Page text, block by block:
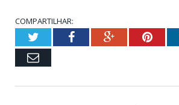
COMPARTILHAR:
TwitterFacebookGoogle+
Email